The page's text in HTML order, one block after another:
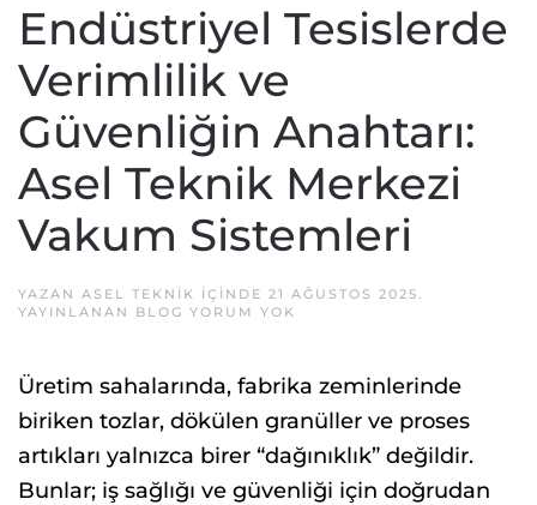
Endüstriyel Tesislerde
Verimlilik ve
Güvenliğin Anahtarı:
Asel Teknik Merkezi
Vakum Sistemleri
YAZAN ASEL TEKNIK IÇINDE 21 AĞUSTOS 2025.
YAYINLANAN BLOG YORUM YOK
GÜVENLIĞIN
ASEL
MERKEZI
VAKUM
SISTEMLERI
Üretim sahalarında, fabrika zeminlerinde
biriken tozlar, dökülen granüller ve proses
artıkları yalnızca birer “dağınıklık” değildir.
Bunlar; iş sağlığı ve güvenliği için doğrudan